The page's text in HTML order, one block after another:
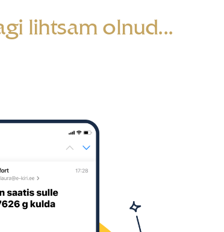
lihtsam olnud...